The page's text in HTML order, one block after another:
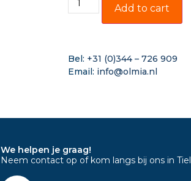
Add to cart
Bel: +31 (0)344 – 726 909
Email: info@olmia.nl
We helpen je graag!
Neem contact op of kom langs bij ons in Tiel